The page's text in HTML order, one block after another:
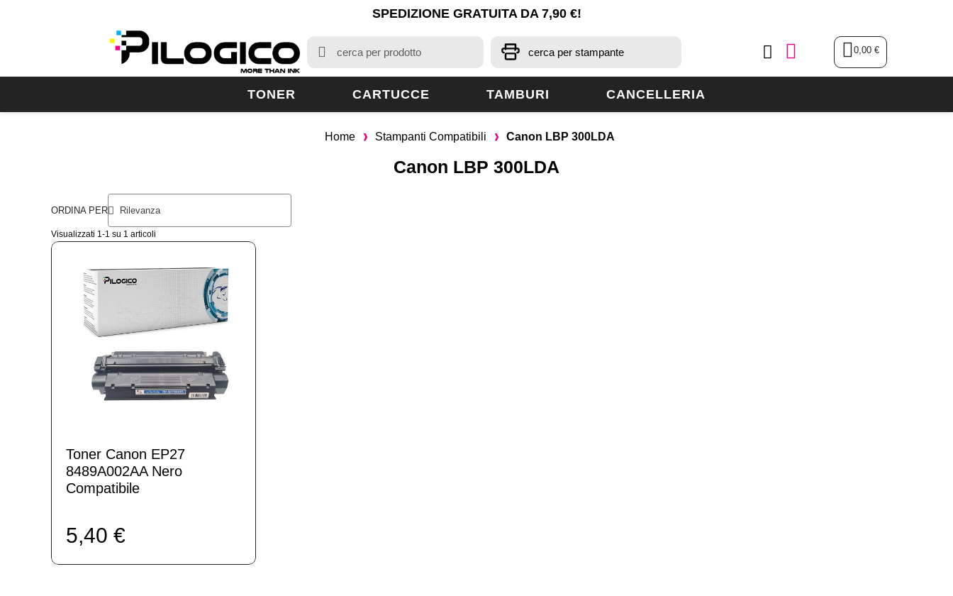
SPEDIZIONE GRATUITA DA 7,90 €!
0,00 €
TONER CARTUCCE TAMBURI CANCELLERIA
Home Stampanti Compatibili Canon LBP 300LDA
Canon LBP 300LDA
ORDINA PER
Visualizzati 1-1 su 1 articoli
Toner Canon EP27
8489A002AA Nero
Compatibile
5,40 €